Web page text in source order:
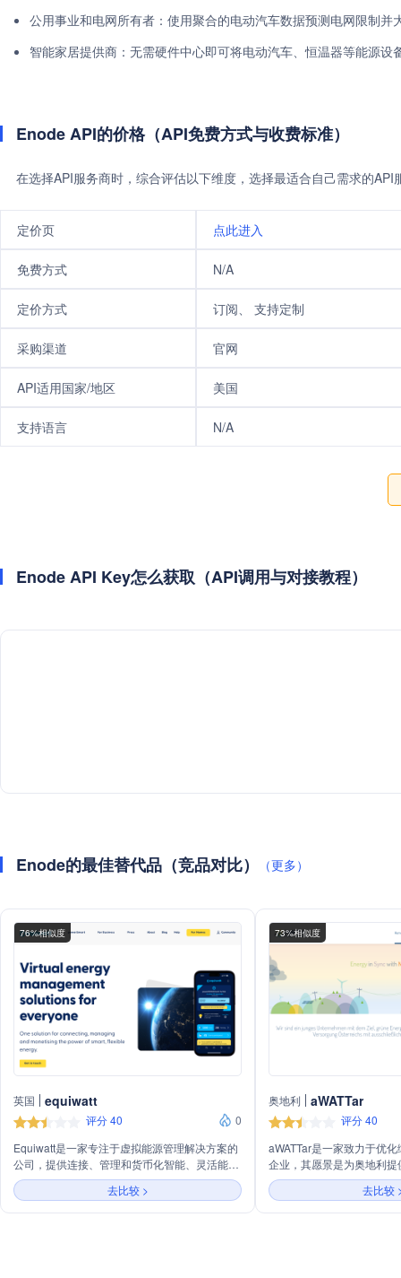
公用事业和电网所有者：使用聚合的电动汽车数据预测电网限制并
智能家居提供商：无需硬件中心即可将电动汽车、恒温器等能源设
Enode API的价格（API免费方式与收费标准）
在选择API服务商时，综合评估以下维度，选择最适合自己需求的
定价页 点此进入
免费方式 N/A
定价方式 订阅、 支持定制
采购渠道 官网
API适用国家/地区 美国
支持语言 N/A
Enode API Key怎么获取（API调用与对接教程）
Enode的最佳替代品（竞品对比） （更多）
76%相似度
英国 equiwatt
评分 40
0
Equiwatt是一家专注于虚拟能源管理解决方案的
公司，提供连接、管理和货币化智能、灵活能源
的一站式服务。公司主营业务包括需求灵活性、
增强产品、解锁收入和提高客户参与度，旨在通
过智能解决方案参与灵活性市场，降低运营成
去比较 >
73%相似度
奥地利 aWATTar
评分 40
aWATTar是一家致力于优
企业，其愿景是为奥地利
源。公司提供多种电价方
费和月度计费方式，以及
格。aWATTar还提供智能
去比较